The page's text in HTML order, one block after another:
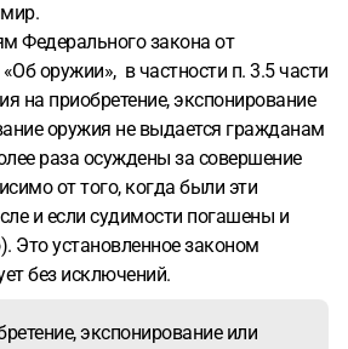
Федерального закона от
оружии», в частности п. 3.5 части
на приобретение, экспонирование
оружия не выдается гражданам
раза осуждены за совершение
от того, когда были эти
и если судимости погашены и
Это установленное законом
без исключений.
экспонирование или